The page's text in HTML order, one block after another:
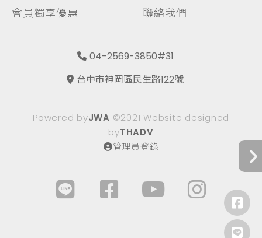
會員獨享優惠
聯絡我們
04-2569-3850#31
台中市神岡區民生路122號
Powered byJWA ©2021 Website designed
byTHADV
管理員登錄